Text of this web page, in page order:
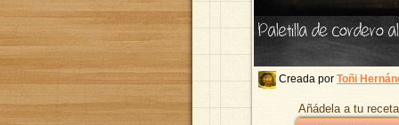
Paletilla de cordero
Creada por Toñi
Añádela a tu